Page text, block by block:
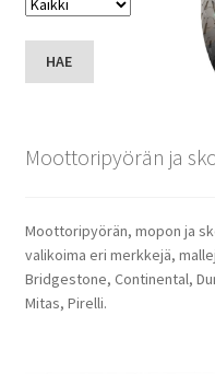
HAE
Moottoripyörän ja
Moottoripyörän, mopon ja
valikoima eri merkkejä,
Bridgestone, Continental,
Mitas, Pirelli.